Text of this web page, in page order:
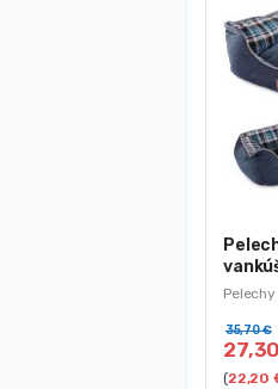
35,70€
(22,20